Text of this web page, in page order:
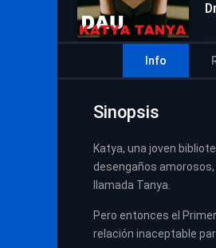
Info
Sinopsis
Katya, una joven
desengaños
llamada Tanya.
Pero entonces el
relación inaceptable